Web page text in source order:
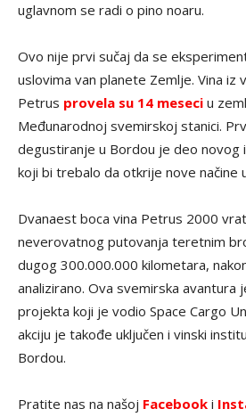
uglavnom se radi o pino noaru.
Ovo nije prvi sučaj da se
uslovima van planete Zemlje. Vina iz
Petrus provela su 14 meseci u
Međunarodnoj svemirskoj stanici.
degustiranje u Bordou je deo novog
koji bi trebalo da otkrije nove načine
Dvanaest boca vina Petrus 2000
neverovatnog putovanja teretnim
dugog 300.000.000 kilometara,
analizirano. Ova svemirska avantura
projekta koji je vodio Space Cargo
akciju je takođe uključen i vinski
Bordou.
Pratite nas na našoj Facebook i